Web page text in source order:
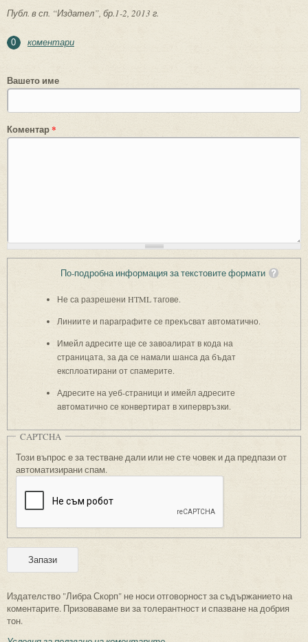
Публ. в сп. “Издател”, бр.1-2, 2013 г.
0 коментари
Вашето име
Коментар*
По-подробна информация за текстовите формати
Не са разрешени HTML тагове.
Линиите и параграфите се прекъсват автоматично.
Имейл адресите ще се завоалират в кода на
страницата, за да се намали шанса да бъдат
експлоатирани от спамерите.
Адресите на уеб-страници и имейл адресите
автоматично се конвертират в хипервръзки.
CAPTCHA
Този въпрос е за тестване дали или не сте човек и да предпази от
автоматизирани спам.
Издателство "Либра Скорп" не носи отговорност за съдържанието на
коментарите. Призоваваме ви за толерантност и спазване на добрия
тон.